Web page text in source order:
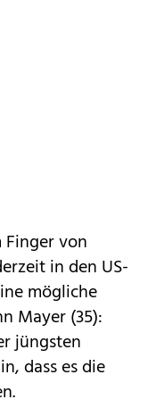
von
in den US-
mögliche
Mayer (35):
jüngsten
dass es die